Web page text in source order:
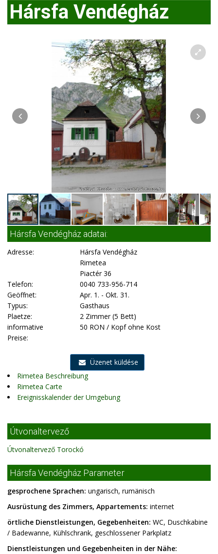
Romana
Hársfa Vendégház
Hársfa Vendégház adatai:
Adresse:
Hársfa Vendégház
Rimetea
Piactér 36
Telefon:
0040 733-956-714
Geöffnet:
Apr. 1. - Okt. 31.
Typus:
Gasthaus
Plaetze:
2 Zimmer (5 Bett)
informative
Preise:
50 RON / Kopf ohne Kost
Üzenet küldése
Rimetea Beschreibung
Rimetea Carte
Ereignisskalender der Umgebung
Útvonaltervező
Útvonaltervező Torockó
Hársfa Vendégház Parameter
gesprochene Sprachen: ungarisch, rumänisch
Ausrüstung des Zimmers, Appartements: internet
örtliche Dienstleistungen, Gegebenheiten: WC, Duschkabine
/ Badewanne, Kühlschrank, geschlossener Parkplatz
Dienstleistungen und Gegebenheiten in der Nähe: